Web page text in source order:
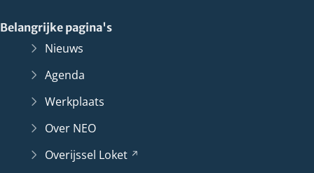
Belangrijke pagina's
Nieuws
Agenda
Werkplaats
Over NEO
Overijssel Loket